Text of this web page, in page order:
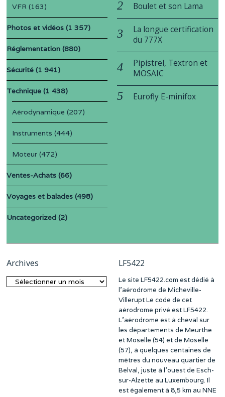
VFR (163)
Photos et vidéos (1 357)
Réglementation (880)
Sécurité (1 941)
Technique (1 438)
Aérodynamique (207)
Instruments (444)
Moteur (472)
Ventes-Achats (66)
Voyages et balades (498)
Uncategorized (2)
Boulet et son Lama
La longue certification
du 777X
Pipistrel, Textron et
MOSAIC
Eurofly E-minifox
Archives
Archives
LF5422
Le site LF5422.com est dédié à
l’aérodrome de Micheville-
Villerupt Le code de cet
aérodrome privé est LF5422.
L’aérodrome est à cheval sur
les départements de Meurthe
et Moselle (54) et de Moselle
(57), à quelques centaines de
mètres du nouveau quartier de
Belval, juste à l’ouest de Esch-
sur-Alzette au Luxembourg. Il
est également à 8,5 km au NNE